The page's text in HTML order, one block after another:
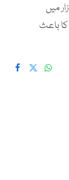
میں
کا باعث